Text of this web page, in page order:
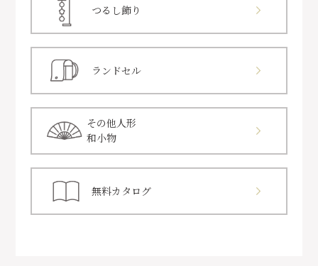
つるし飾り
ランドセル
その他人形
和小物
無料カタログ